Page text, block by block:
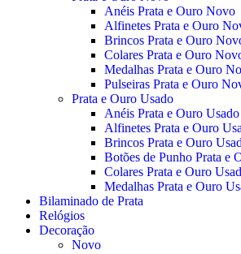
Anéis Prata e Ouro Novo
Alfinetes Prata e Ouro
Brincos Prata e Ouro
Colares Prata e Ouro
Medalhas Prata e Ouro
Pulseiras Prata e Ouro
Prata e Ouro Usado
Anéis Prata e Ouro Usado
Alfinetes Prata e Ouro
Brincos Prata e Ouro
Botões de Punho Prata e
Colares Prata e Ouro
Medalhas Prata e Ouro
Bilaminado de Prata
Relógios
Decoração
Novo